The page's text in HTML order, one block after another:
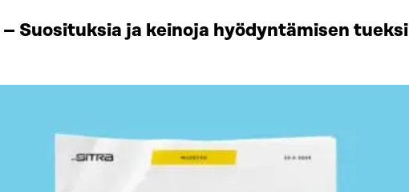
Suosituksia ja keinoja hyödyntämisen tueksi